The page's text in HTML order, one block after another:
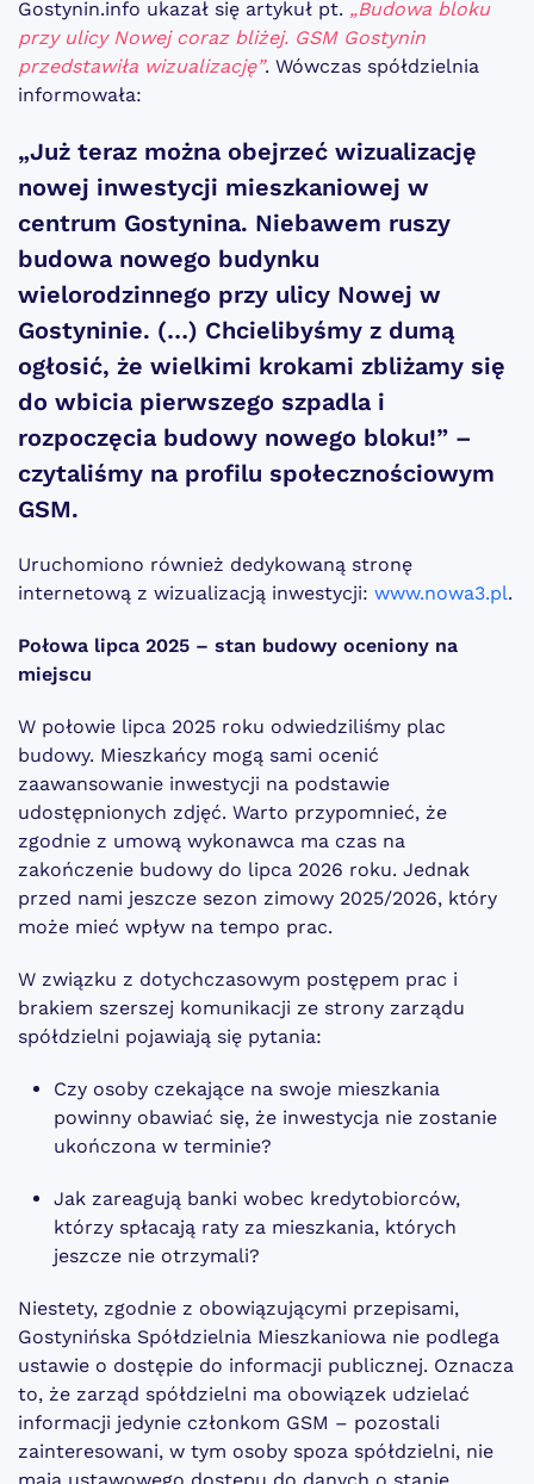
Gostynin.info ukazał się artykuł pt. „Budowa bloku
przy ulicy Nowej coraz bliżej. GSM Gostynin
przedstawiła wizualizację”. Wówczas spółdzielnia
informowała:
„Już teraz można obejrzeć wizualizację
nowej inwestycji mieszkaniowej w
centrum Gostynina. Niebawem ruszy
budowa nowego budynku
wielorodzinnego przy ulicy Nowej w
Gostyninie. (…) Chcielibyśmy z dumą
ogłosić, że wielkimi krokami zbliżamy się
do wbicia pierwszego szpadla i
rozpoczęcia budowy nowego bloku!” –
czytaliśmy na profilu społecznościowym
GSM.
Uruchomiono również dedykowaną stronę
internetową z wizualizacją inwestycji: www.nowa3.pl.
Połowa lipca 2025 – stan budowy oceniony na
miejscu
W połowie lipca 2025 roku odwiedziliśmy plac
budowy. Mieszkańcy mogą sami ocenić
zaawansowanie inwestycji na podstawie
udostępnionych zdjęć. Warto przypomnieć, że
zgodnie z umową wykonawca ma czas na
zakończenie budowy do lipca 2026 roku. Jednak
przed nami jeszcze sezon zimowy 2025/2026, który
może mieć wpływ na tempo prac.
W związku z dotychczasowym postępem prac i
brakiem szerszej komunikacji ze strony zarządu
spółdzielni pojawiają się pytania:
Czy osoby czekające na swoje mieszkania
powinny obawiać się, że inwestycja nie zostanie
ukończona w terminie?
Jak zareagują banki wobec kredytobiorców,
którzy spłacają raty za mieszkania, których
jeszcze nie otrzymali?
Niestety, zgodnie z obowiązującymi przepisami,
Gostynińska Spółdzielnia Mieszkaniowa nie podlega
ustawie o dostępie do informacji publicznej. Oznacza
to, że zarząd spółdzielni ma obowiązek udzielać
informacji jedynie członkom GSM – pozostali
zainteresowani, w tym osoby spoza spółdzielni, nie